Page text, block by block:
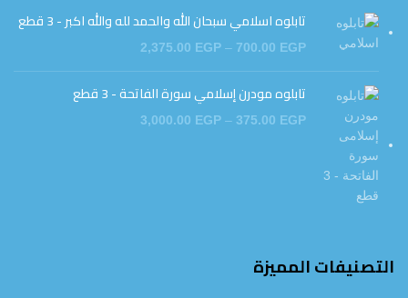
تابلوه اسلامي سبحان الله والحمد لله والله اكبر - 3 قطع
700.00 EGP
–
2,375.00 EGP
تابلوه مودرن إسلامي سورة الفاتحة - 3 قطع
375.00 EGP
–
3,000.00 EGP
التصنيفات المميزة